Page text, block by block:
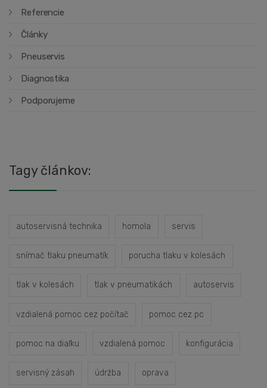
Referencie
Články
Pneuservis
Diagnostika
Podporujeme
Tagy článkov:
autoservisná technika homola servis
snímač tlaku pneumatík porucha tlaku v kolesách
tlak v kolesách tlak v pneumatikách autoservis
vzdialená pomoc cez počítač pomoc cez pc
pomoc na diaľku vzdialená pomoc konfigurácia
servisný zásah údržba oprava